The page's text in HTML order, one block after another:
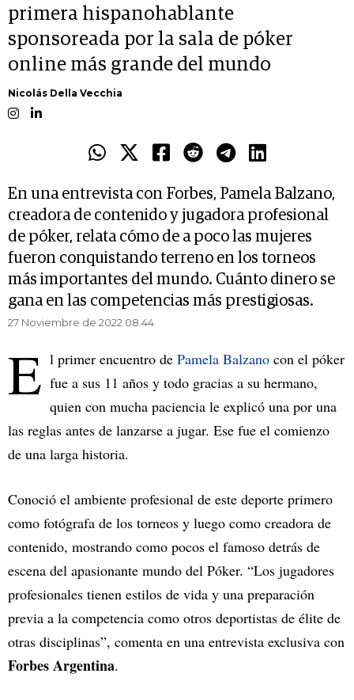
primera hispanohablante
sponsoreada por la sala de póker
online más grande del mundo
Nicolás Della Vecchia
En una entrevista con Forbes, Pamela Balzano,
creadora de contenido y jugadora profesional
de póker, relata cómo de a poco las mujeres
fueron conquistando terreno en los torneos
más importantes del mundo. Cuánto dinero se
gana en las competencias más prestigiosas.
27 Noviembre de 2022 08.44
E l primer encuentro de Pamela Balzano con el póker
fue a sus 11 años y todo gracias a su hermano,
quien con mucha paciencia le explicó una por una
las reglas antes de lanzarse a jugar. Ese fue el comienzo
de una larga historia.
Conoció el ambiente profesional de este deporte primero
como fotógrafa de los torneos y luego como creadora de
contenido, mostrando como pocos el famoso detrás de
escena del apasionante mundo del Póker. “Los jugadores
profesionales tienen estilos de vida y una preparación
previa a la competencia como otros deportistas de élite de
otras disciplinas”, comenta en una entrevista exclusiva con
Forbes Argentina.